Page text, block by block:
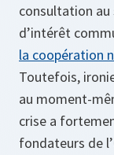
consultation au
d’intérêt
la coopération
Toutefois,
au moment-
crise a
fondateurs de